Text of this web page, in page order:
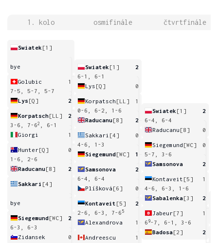
1. kolo osmifinále čtvrtfinále
Swiatek [1]
bye
Golubic
1
7-5, 5-7, 5-7
Lys [Q] 2
Korpatsch[LL]
2
3-6, 7-62
, 6-1
Giorgi
1
Hunter[Q]
0
1-6, 2-6
Raducanu[8] 2
Sakkari [4]
bye
Siegemund[WC]
2
6-3, 6-3
Zidansek
0
Swiatek [1]
2
6-1, 6-1
Lys [Q] 0
Korpatsch [LL]
1
0-6, 6-2, 1-6
Raducanu[8] 2
Sakkari [4]
0
4-6, 1-3
Siegemund[WC] 1
Samsonova
2
6-4, 6-4
Plíšková [6] 0
Kontaveit [5]
2
2-6, 6-3, 7-6 5
Alexandrova 1
Andreescu
1
Swiatek [1]
2
6-4, 6-4
Raducanu [8] 0
Siegemund [WC]
0
5-7, 3-6
Samsonova
2
Kontaveit [5]
1
4-6, 6-3, 1-6
Sabalenka[3] 2
Jabeur[7]
1
6 9-7, 6-1, 3-6
Badosa[2] 2